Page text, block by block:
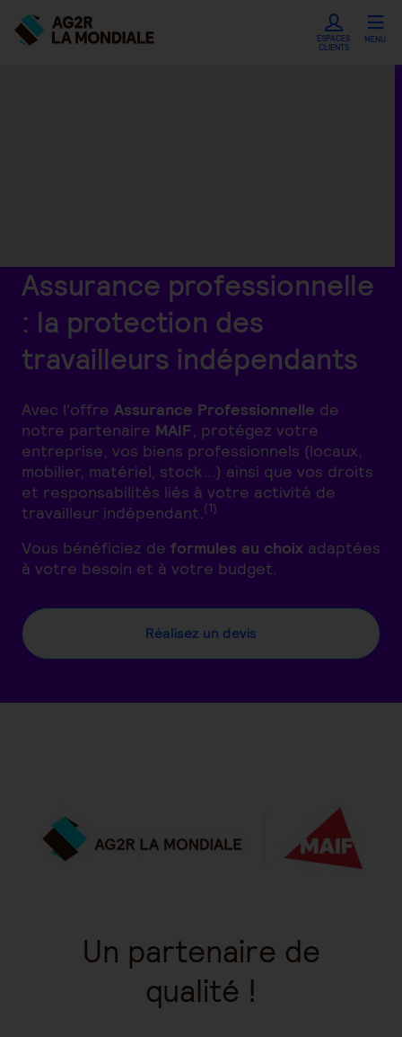
ESPACES
CLIENTS
MENU
Assurance professionnelle
: la protection des
travailleurs indépendants
Avec l'offre Assurance Professionnelle de
notre partenaire MAIF, protégez votre
entreprise, vos biens professionnels (locaux,
mobilier, matériel, stock...) ainsi que vos droits
et responsabilités liés à votre activité de
travailleur indépendant.(1)
Vous bénéficiez de formules au choix adaptées
à votre besoin et à votre budget.
Réalisez un devis
Un partenaire de
qualité !